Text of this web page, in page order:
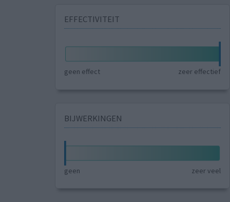
EFFECTIVITEIT
geen effect zeer effectief
BIJWERKINGEN
geen zeer veel